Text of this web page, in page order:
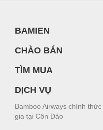
BAMIEN
CHÀO BÁN
TÌM MUA
DỊCH VỤ
Bamboo Airways chính
gia tại Côn Đảo